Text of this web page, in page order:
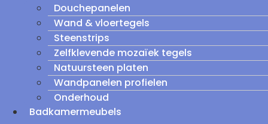
Douchepanelen
Wand & vloertegels
Steenstrips
Zelfklevende mozaïek tegels
Natuursteen platen
Wandpanelen profielen
Onderhoud
Badkamermeubels